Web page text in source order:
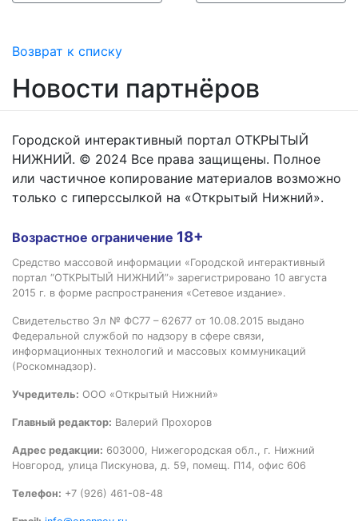
Возврат к списку
Новости партнёров
Городской интерактивный портал ОТКРЫТЫЙ
НИЖНИЙ. © 2024 Все права защищены. Полное
или частичное копирование материалов возможно
только с гиперссылкой на «Открытый Нижний».
Возрастное ограничение 18+
Средство массовой информации «Городской интерактивный
портал “ОТКРЫТЫЙ НИЖНИЙ”» зарегистрировано 10 августа
2015 г. в форме распространения «Сетевое издание».
Свидетельство Эл № ФС77 – 62677 от 10.08.2015 выдано
Федеральной службой по надзору в сфере связи,
информационных технологий и массовых коммуникаций
(Роскомнадзор).
Учредитель: ООО «Открытый Нижний»
Главный редактор: Валерий Прохоров
Адрес редакции: 603000, Нижегородская обл., г. Нижний
Новгород, улица Пискунова, д. 59, помещ. П14, офис 606
Телефон: +7 (926) 461-08-48